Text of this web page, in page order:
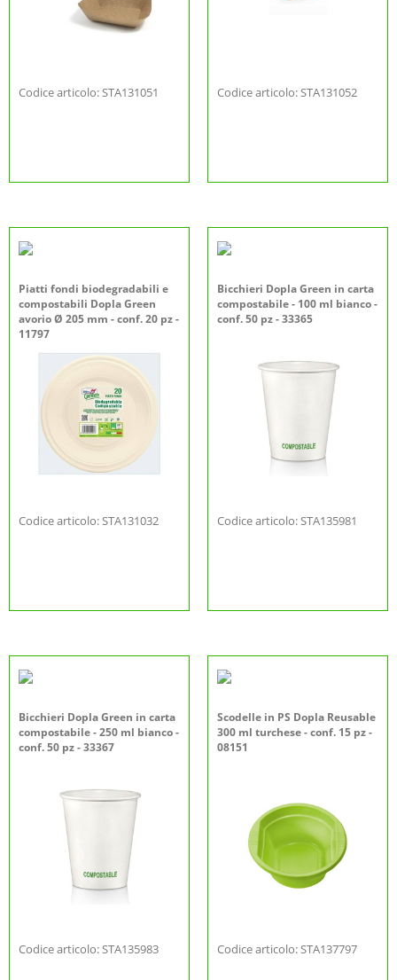
Codice articolo: STA131051 Codice articolo: STA131052
Piatti fondi biodegradabili e
compostabili Dopla Green
avorio Ø 205 mm - conf. 20 pz -
11797
Codice articolo: STA131032
Bicchieri Dopla Green in carta
compostabile - 100 ml bianco -
conf. 50 pz - 33365
Codice articolo: STA135981
Bicchieri Dopla Green in carta
compostabile - 250 ml bianco -
conf. 50 pz - 33367
Codice articolo: STA135983
Scodelle in PS Dopla Reusable
300 ml turchese - conf. 15 pz -
08151
Codice articolo: STA137797